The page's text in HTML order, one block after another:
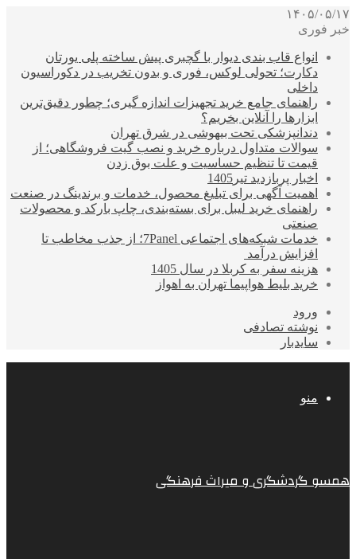
۱۴۰۵/۰۵/۱۷
خبر فوری
انواع قاب بندی دیوار با گچبری پیش ساخته پلی یورتان
دکارت؛ تحولی لوکس، فوری و بدون تخریب در دکوراسیون
داخلی
راهنمای جامع خرید تجهیزات اندازه گیری؛ چطور دقیق‌ترین
ابزارها را آنلاین بخریم؟
دندانپزشکی تحت بیهوشی در شرق تهران
سوالات متداول درباره خرید و نصب گیت فروشگاهی؛ از
قیمت تا تنظیم حساسیت و علت بوق زدن
اخبار پربازدید تیر1405
اهمیت آگهی برای تبلیغ محصول، خدمات و برندینگ در صنعت
راهنمای خرید لیبل برای بسته‌بندی، چاپ بارکد و محصولات
صنعتی
خدمات شبکه‌های اجتماعی 7Panel؛ از جذب مخاطب تا
افزایش درآمد
هزینه سفر به کربلا در سال 1405
خرید بلیط هواپیما تهران به اهواز
ورود
نوشته تصادفی
سایدبار
منو
همسو گردشگری و میراث فرهنگی